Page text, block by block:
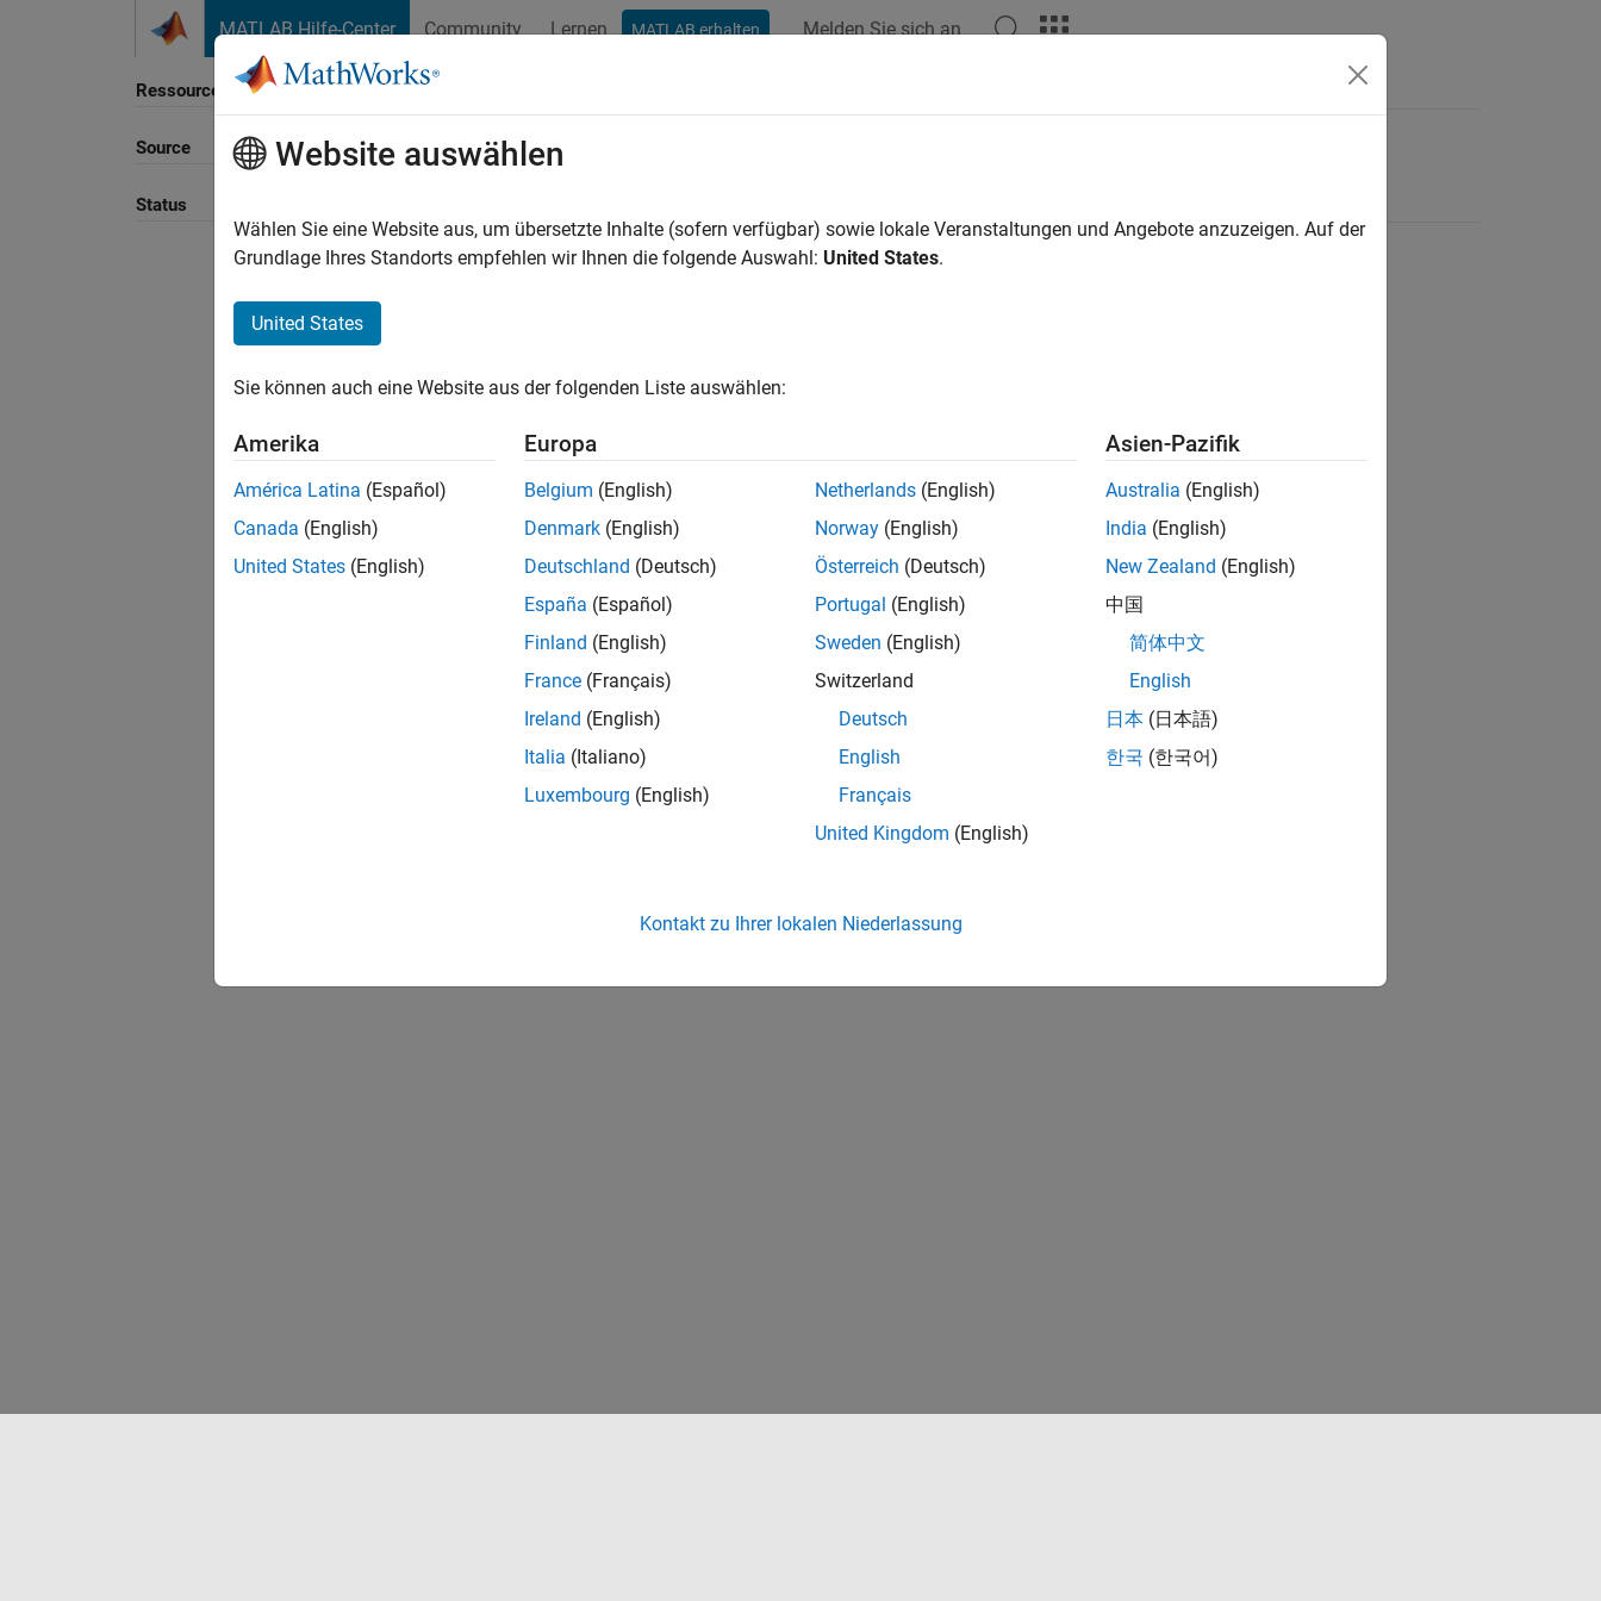
MATLAB Hilfe-Center Community Lernen MATLAB erhalten Melden Sie sich an
Ressource
Source
Status
Sortieren nach
Website auswählen
Wählen Sie eine Website aus, um übersetzte Inhalte (sofern verfügbar) sowie lokale Veranstaltungen und Angebote anzuzeigen. Auf der
Grundlage Ihres Standorts empfehlen wir Ihnen die folgende Auswahl: United States.
United States
Sie können auch eine Website aus der folgenden Liste auswählen:
Amerika
América Latina (Español)
Canada (English)
United States (English)
Europa
Belgium (English)
Denmark (English)
Deutschland (Deutsch)
España (Español)
Finland (English)
France (Français)
Ireland (English)
Italia (Italiano)
Luxembourg (English)
Netherlands (English)
Norway (English)
Österreich (Deutsch)
Portugal (English)
Sweden (English)
Switzerland
Deutsch
English
Français
United Kingdom (English)
Asien-Pazifik
Australia (English)
India (English)
New Zealand (English)
中国
简体中文
English
日本 (日本語)
한국 (한국어)
Kontakt zu Ihrer lokalen Niederlassung